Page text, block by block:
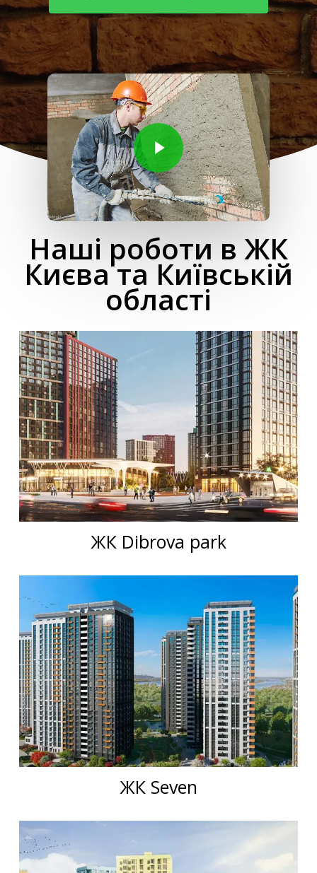
Play Video
Play Video
Наші роботи в ЖК
Києва та Київській
області
ЖК Dibrova park
ЖК Seven